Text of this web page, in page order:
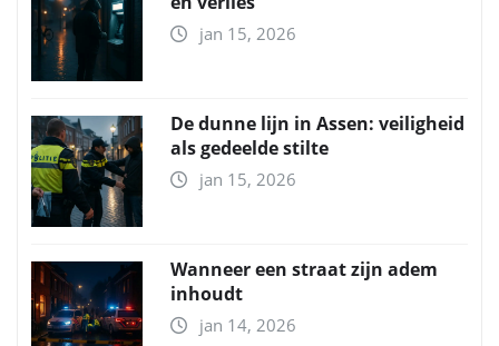
jan 15, 2026
De dunne lijn in Assen: veiligheid
als gedeelde stilte
jan 15, 2026
Wanneer een straat zijn adem
inhoudt
jan 14, 2026